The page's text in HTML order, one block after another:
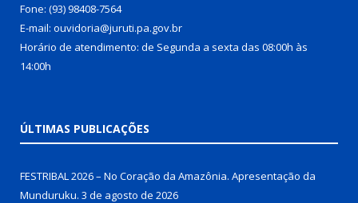
Fone: (93) 98408-7564
E-mail: ouvidoria@juruti.pa.gov.br
Horário de atendimento: de Segunda a sexta das 08:00h às
14:00h
ÚLTIMAS PUBLICAÇÕES
FESTRIBAL 2026 – No Coração da Amazônia. Apresentação da
Munduruku. 3 de agosto de 2026